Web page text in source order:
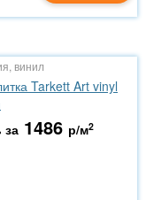
винил
Tarkett Art vinyl
за 1486 р/м2